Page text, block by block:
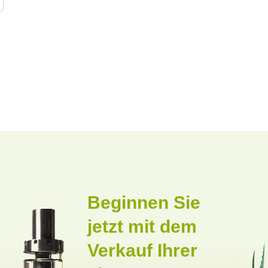
Beginnen Sie
jetzt mit dem
Verkauf Ihrer